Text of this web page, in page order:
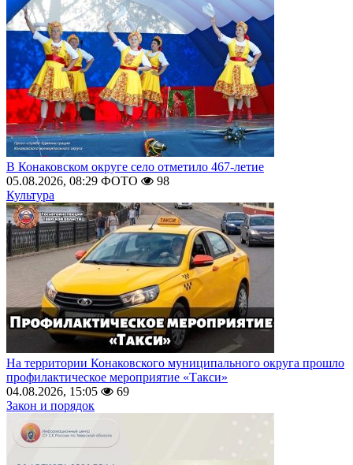
В Конаковском округе село отметило 467-летие
05.08.2026, 08:29 ФОТО
98
Культура
На территории Конаковского муниципального округа прошло
профилактическое мероприятие «Такси»
04.08.2026, 15:05
69
Закон и порядок